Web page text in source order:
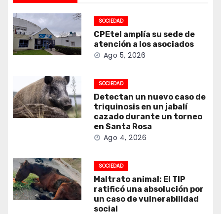
SOCIEDAD
CPEtel amplía su sede de
atención a los asociados
Ago 5, 2026
SOCIEDAD
Detectan un nuevo caso de
triquinosis en un jabalí
cazado durante un torneo
en Santa Rosa
Ago 4, 2026
SOCIEDAD
Maltrato animal: El TIP
ratificó una absolución por
un caso de vulnerabilidad
social